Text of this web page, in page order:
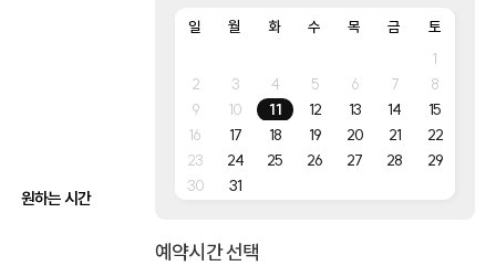
원하는 시간
일 월 화 수 목 금
토
1
2
3 4 5 6 7
8
9
10 11 12 13 14
15
16
17 18 19 20 21
22
23
24 25 26 27 28
29
30
31
예약시간 선택